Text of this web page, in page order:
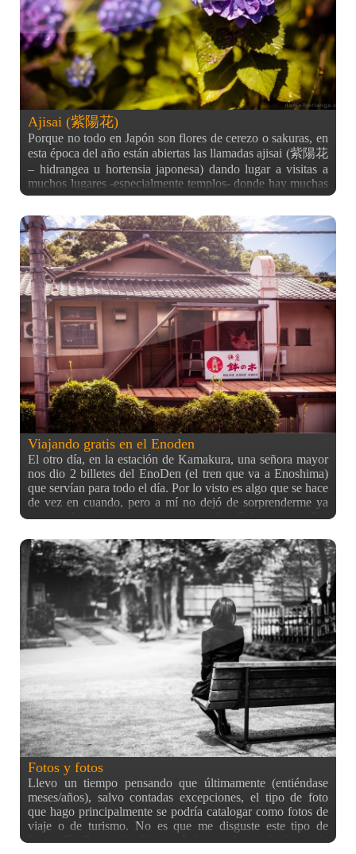
hecha de bambú (aunque de nuevo a veces se usan
sintéticas, especialmente por ser más resistentes) y estaban
emplumadas con plumas de halcón o águila, pero ahora se
usan plumas de pavos y cisnes, para proteger las aves en
peligro de extinción. Existen flechas masculinas (hayaya) y
femeninas (otoya). No es porque estén hechas con plumas
de aves de un sexo u otro, sino que son del ala izquierda o
derecha, y lo más curioso es que las masculinas, que son
Ajisai (紫陽花)
Porque no todo en Japón son flores de cerezo o sakuras, en
esta época del año están abiertas las llamadas ajisai (紫陽花
– hidrangea u hortensia japonesa) dando lugar a visitas a
muchos lugares -especialmente templos- donde hay muchas
de estas flores para ver. Creo (o es la imagen que tengo) que
famosa en el país, ya que siempre son eclipsadas por las
sakuras, pero lo cierto es que en el mes de junio se pueden
ver por muchos rincones de la ciudad sin tener que ser un
sitio dedicado a ellas. Aunque para ir a verlas, lo mejor es
acercarse a uno de los muchos templos que tienen zonas
dedicadas a cultivar estas plantas. Me he dado cuenta de
una cosa, y es que mientras que es cierto que los sakuras
convierten a la ciudad en un panorama precioso como ya os
he enseñado alguna vez, los japoneses no van a ningún lado
a verlas, sino que simplemente hacen picnics (hanamis)
para comer y beber rodeados de ellas. Pero como ya
comenté en hana yori dango, al final se divierten más
bebiendo y hablando que viendo las flores. Por otro lado,
Viajando gratis en el Enoden
El otro día, en la estación de Kamakura, una señora mayor
nos dio 2 billetes del EnoDen (el tren que va a Enoshima)
que servían para todo el día. Por lo visto es algo que se hace
de vez en cuando, pero a mí no dejó de sorprenderme ya
que era la primera vez que me pasaba. Gebte como ellos
las taquillas para comprar billetes, así se lo ahorran. Un
buen acto desinteresado, ¿no? ¿Alguna vez os ha pasado
esto en España o en otro lado? O aunque no haya pasado,
¿escucharlo? A mí no, y por ello lo añado a la lista de cosas
que molan de Japón :) Eso sí, habrá que continuar la cadena
de favores cuando se de la oportunidad ^_^
Fotos y fotos
Llevo un tiempo pensando que últimamente (entiéndase
meses/años), salvo contadas excepciones, el tipo de foto
que hago principalmente se podría catalogar como fotos de
viaje o de turismo. No es que me disguste este tipo de
fotografía. Para nada. Sin ir más lejos, mi entrada al mundo